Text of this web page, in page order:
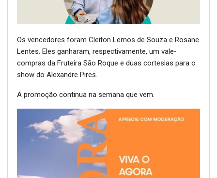
Os vencedores foram Cleiton Lemos de Souza e Rosane
Lentes. Eles ganharam, respectivamente, um vale-
compras da Fruteira São Roque e duas cortesias para o
show do Alexandre Pires.
A promoção continua na semana que vem.